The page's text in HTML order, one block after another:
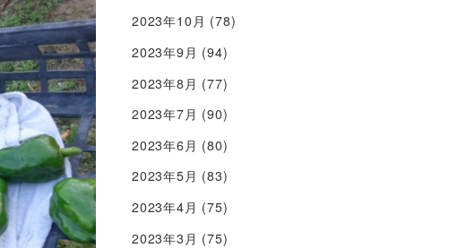
2023年10月 (78)
2023年9月 (94)
2023年8月 (77)
2023年7月 (90)
2023年6月 (80)
2023年5月 (83)
2023年4月 (75)
2023年3月 (75)